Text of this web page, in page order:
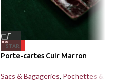
STAR
Porte-cartes Cuir Marron
Sacs & Bagageries, Pochettes &